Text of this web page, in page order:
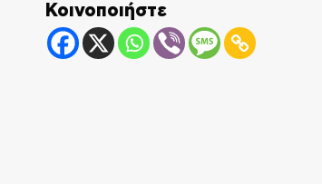
Κοινοποιήστε